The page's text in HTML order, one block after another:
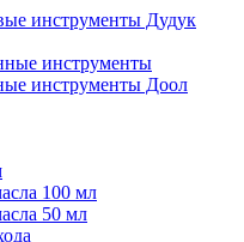
инструменты Дудук
инструменты
инструменты Доол
100 мл
50 мл